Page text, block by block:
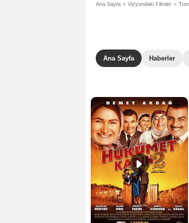
Ana Sayfa Vizyondaki Filmler
Ana Sayfa Haberler